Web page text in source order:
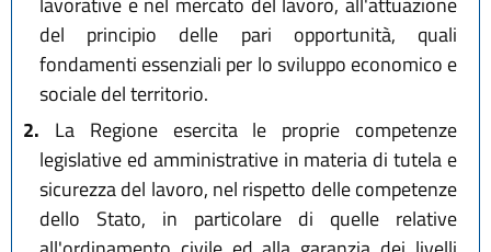
del principio delle pari opportunità, quali
fondamenti essenziali per lo sviluppo economico e
sociale del territorio.
2. La Regione esercita le proprie competenze
legislative ed amministrative in materia di tutela e
sicurezza del lavoro, nel rispetto delle competenze
dello Stato, in particolare di quelle relative